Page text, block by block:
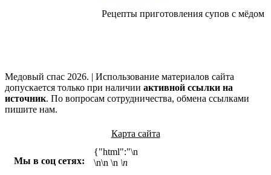
Рецепты приготовления супов с мёдом
Медовый спас 2026. | Использование материалов сайта
допускается только при наличии активной ссылки на
источник. По вопросам сотрудничества, обмена ссылками
пишите нам.
Карта сайта
Мы в соц сетях:
{"html":"\n
\n\n \n \n